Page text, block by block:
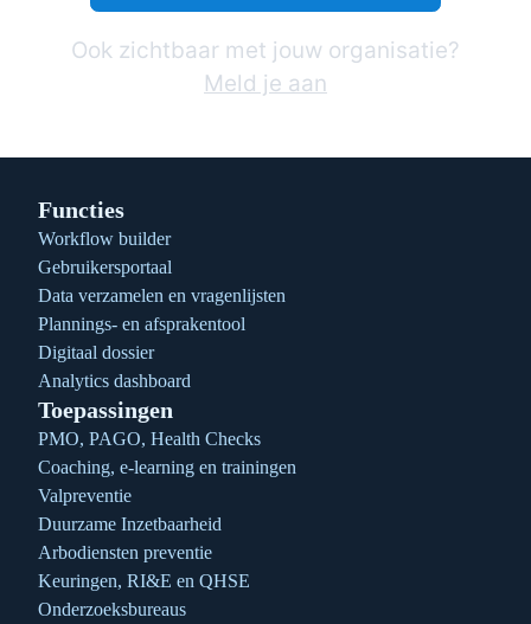
Ook zichtbaar met jouw organisatie?
Meld je aan
Functies
Workflow builder
Gebruikersportaal
Data verzamelen en vragenlijsten
Plannings- en afsprakentool
Digitaal dossier
Analytics dashboard
Toepassingen
PMO, PAGO, Health Checks
Coaching, e-learning en trainingen
Valpreventie
Duurzame Inzetbaarheid
Arbodiensten preventie
Keuringen, RI&E en QHSE
Onderzoeksbureaus